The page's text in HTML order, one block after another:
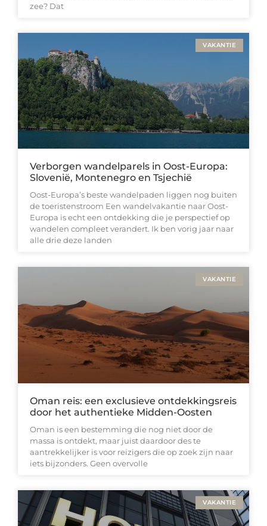
zee? Dat
VAKANTIE
Verborgen wandelparels in Oost-Europa:
Slovenië, Montenegro en Tsjechië
Oost-Europa’s beste wandelpaden liggen nog buiten
de toeristenstroom Een wandelvakantie naar Oost-
Europa is echt een ontdekking die je perspectief op
wandelen compleet verandert. Ik ben vorig jaar naar
alle drie deze landen
VAKANTIE
Oman reis: een exclusieve ontdekkingsreis
door het authentieke Midden-Oosten
Oman is een bestemming die nog niet door de
massa is ontdekt, maar juist daardoor des te
aantrekkelijker is voor reizigers die op zoek zijn naar
iets bijzonders. Geen overvolle
VAKANTIE